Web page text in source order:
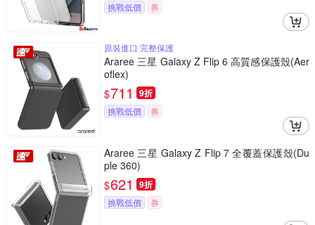
挑戰低價 券
原裝進口 完整保護
Araree 三星 Galaxy Z Flip 6 高質感保護殼(Aer
oflex)
$711 9折
挑戰低價 券
Araree 三星 Galaxy Z Flip 7 全覆蓋保護殼(Du
ple 360)
$621 9折
挑戰低價 券